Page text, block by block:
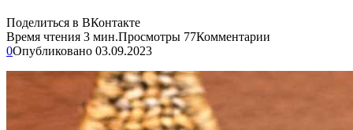
Поделиться в ВКонтакте
Время чтения 3 мин.Просмотры 77Комментарии
0Опубликовано 03.09.2023